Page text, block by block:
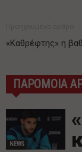
«Καθρέφτης» η
ΠΑΡΟΜΟΙΑ
NEWS